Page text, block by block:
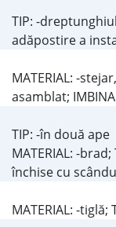
TIP: -
adăpostire a
MATERIAL: -
asamblat;
TIP: -în două ape
MATERIAL: -
închise cu
MATERIAL: -tiglă;